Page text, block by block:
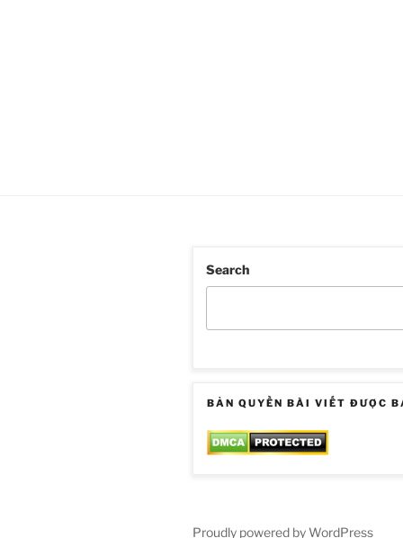
Search
BẢN QUYỀN BÀI VIẾT ĐƯỢC
Proudly powered by WordPress